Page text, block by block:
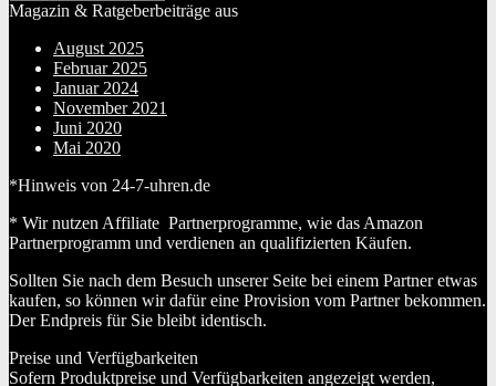
Magazin & Ratgeberbeiträge aus
August 2025
Februar 2025
Januar 2024
November 2021
Juni 2020
Mai 2020
*Hinweis von 24-7-uhren.de
* Wir nutzen Affiliate Partnerprogramme, wie das Amazon
Partnerprogramm und verdienen an qualifizierten Käufen.
Sollten Sie nach dem Besuch unserer Seite bei einem Partner etwas
kaufen, so können wir dafür eine Provision vom Partner bekommen.
Der Endpreis für Sie bleibt identisch.
Preise und Verfügbarkeiten
Sofern Produktpreise und Verfügbarkeiten angezeigt werden,